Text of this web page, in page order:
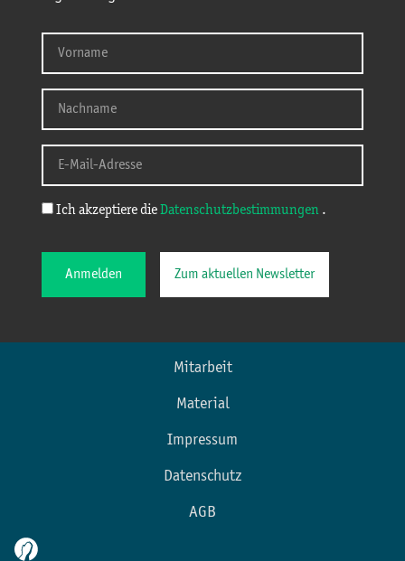
Ich akzeptiere die Datenschutzbestimmungen .
Anmelden Zum aktuellen Newsletter
Mitarbeit
Material
Impressum
Datenschutz
AGB